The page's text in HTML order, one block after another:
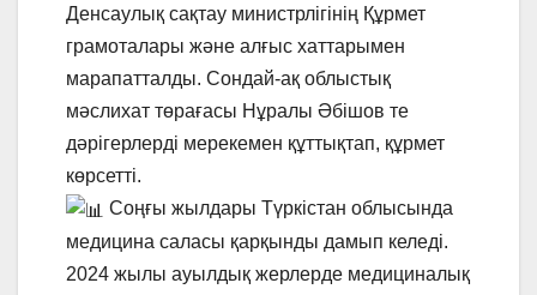
Денсаулық сақтау министрлігінің Құрмет
грамоталары және алғыс хаттарымен
марапатталды. Сондай-ақ облыстық
мәслихат төрағасы Нұралы Әбішов те
дәрігерлерді мерекемен құттықтап, құрмет
көрсетті.
Соңғы жылдары Түркістан облысында
медицина саласы қарқынды дамып келеді.
2024 жылы ауылдық жерлерде медициналық